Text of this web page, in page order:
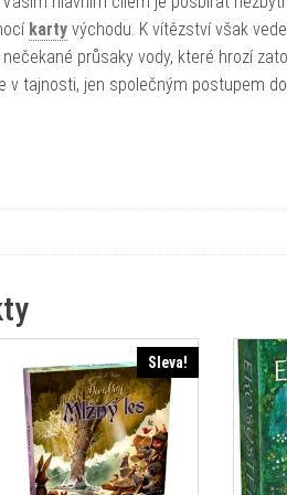
karty východu. K vítězství však
průsaky vody, které hrozí
v tajnosti, jen společným postupem
Sleva!